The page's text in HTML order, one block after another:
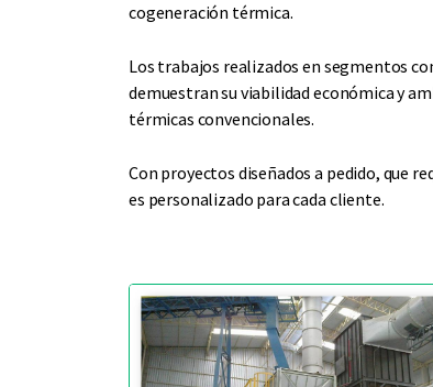
cogeneración térmica.
Los trabajos realizados en segmentos
demuestran su viabilidad económica y
térmicas convencionales.
Con proyectos diseñados a pedido, que
es personalizado para cada cliente.